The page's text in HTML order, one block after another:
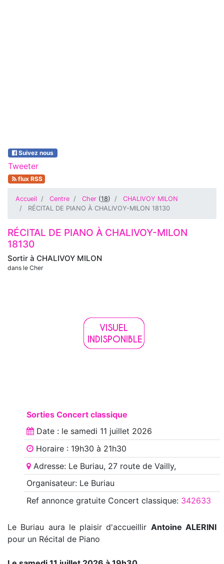
Suivez nous
Tweeter
flux RSS
Accueil Centre Cher (18)
CHALIVOY MILON
RÉCITAL DE PIANO À CHALIVOY-MILON 18130
Sortir à CHALIVOY MILON
dans le Cher
RÉCITAL DE PIANO À CHALIVOY-MILON
18130
Sorties Concert classique
Date : le samedi 11 juillet 2026
Horaire : 19h30 à 21h30
Adresse: Le Buriau, 27 route de Vailly,
Organisateur: Le Buriau
Ref annoncegratuite Concert classique: 342633
Le Buriau aura le plaisir d'accueillir Antoine ALERINI
pour un Récital de Piano